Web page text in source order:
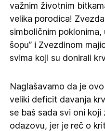
važnim životnim
velika porodica!
simboličnim poklonima,
šopu” i Zvezdinom
svima koji su donirali
Naglašavamo da je
veliki deficit davanja
se baš sada svi oni koji
odazovu, jer je reč o